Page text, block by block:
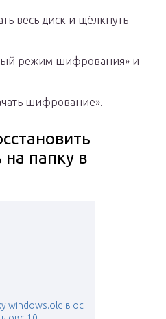
весь диск и щёлкнуть
режим шифрования» и
шифрование».
папку в
windows.old в ос